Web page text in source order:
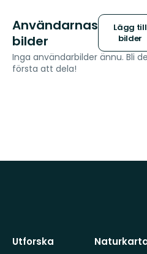
Användarnas
bilder
Lägg till
bilder
Inga användarbilder ännu. Bli
första att dela!
Utforska